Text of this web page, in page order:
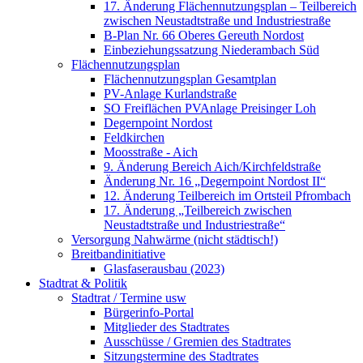
17. Änderung Flächennutzungsplan – Teilbereich
zwischen Neustadtstraße und Industriestraße
B-Plan Nr. 66 Oberes Gereuth Nordost
Einbeziehungssatzung Niederambach Süd
Flächennutzungsplan
Flächennutzungsplan Gesamtplan
PV-Anlage Kurlandstraße
SO Freiflächen PV­Anlage Preisinger Loh
Degernpoint Nordost
Feldkirchen
Moosstraße - Aich
9. Änderung Bereich Aich/Kirchfeldstraße
Änderung Nr. 16 „Degernpoint Nordost II“
12. Änderung Teilbereich im Ortsteil Pfrombach
17. Änderung „Teilbereich zwischen
Neustadtstraße und Industriestraße“
Versorgung Nahwärme (nicht städtisch!)
Breitbandinitiative
Glasfaserausbau (2023)
Stadtrat & Politik
Stadtrat / Termine usw
Bürgerinfo-Portal
Mitglieder des Stadtrates
Ausschüsse / Gremien des Stadtrates
Sitzungstermine des Stadtrates